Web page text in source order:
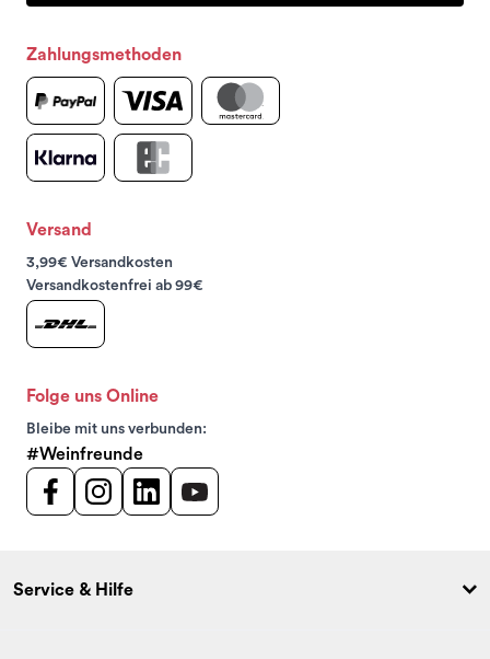
Zahlungsmethoden
Versand
3,99€ Versandkosten
Versandkostenfrei ab 99€
Folge uns Online
Bleibe mit uns verbunden:
#Weinfreunde
Service & Hilfe